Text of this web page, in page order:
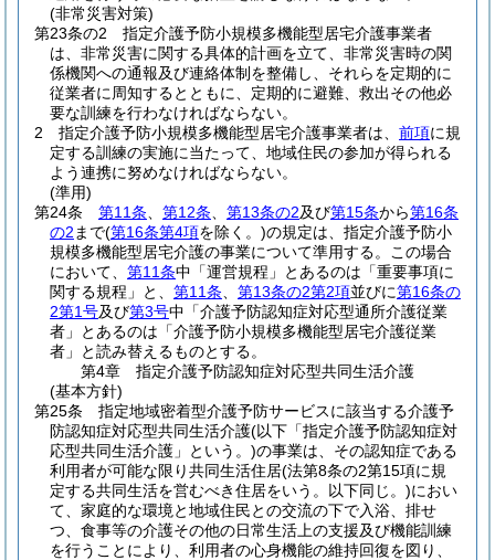
(非常災害対策)
第23条の2
指定介護予防小規模多機能型居宅介護事業者
は、非常災害に関する具体的計画を立て、非常災害時の関
係機関への通報及び連絡体制を整備し、それらを定期的に
従業者に周知するとともに、定期的に避難、救出その他必
要な訓練を行わなければならない。
2
指定介護予防小規模多機能型居宅介護事業者は、 前項に規
定する訓練の実施に当たって、地域住民の参加が得られる
よう連携に努めなければならない。
(準用)
第24条
第11条 第12条 第13条の2及び第15条から第16条
の2 まで(第16条第4項を除く。)の規定は、指定介護予防小
規模多機能型居宅介護の事業について準用する。
この場合
において、 第11条中「運営規程」とあるのは「重要事項に
関する規程」と、 第11条 第13条の2第2項並びに第16条の
2第1号及び第3号中「介護予防認知症対応型通所介護従業
者」とあるのは「介護予防小規模多機能型居宅介護従業
者」と読み替えるものとする。
第4章
指定介護予防認知症対応型共同生活介護
(基本方針)
第25条
指定地域密着型介護予防サービスに該当する介護予
防認知症対応型共同生活介護(以下「指定介護予防認知症対
応型共同生活介護」という。)の事業は、その認知症である
利用者が可能な限り共同生活住居(法第8条の2第15項に規
定する共同生活を営むべき住居をいう。以下同じ。)におい
て、家庭的な環境と地域住民との交流の下で入浴、排せ
つ、食事等の介護その他の日常生活上の支援及び機能訓練
を行うことにより、利用者の心身機能の維持回復を図り、